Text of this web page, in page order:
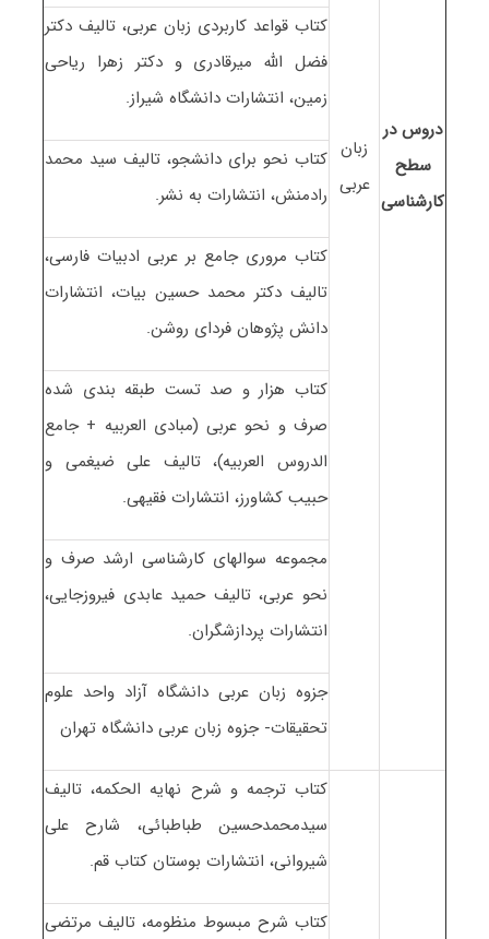
دروس در
سطح
کارشناسی
زبان
عربی
کتاب قواعد کاربردی زبان عربی، تالیف دکتر
فضل الله میرقادری و دکتر زهرا ریاحی
زمین، انتشارات دانشگاه شیراز.
کتاب نحو برای دانشجو، تالیف سید محمد
رادمنش، انتشارات به نشر.
کتاب مروری جامع بر عربی ادبیات فارسی،
تالیف دکتر محمد حسین بیات، انتشارات
دانش پژوهان فردای روشن.
کتاب هزار و صد تست طبقه بندی شده
صرف و نحو عربی (مبادی العربیه + جامع
الدروس العربیه)، تالیف علی ضیغمی و
حبیب کشاورز، انتشارات فقیهی.
مجموعه سوالهای کارشناسی ارشد صرف و
نحو عربی، تالیف حمید عابدی فیروزجایی،
انتشارات پردازشگران.
جزوه زبان عربی دانشگاه آزاد واحد علوم
تحقیقات- جزوه زبان عربی دانشگاه تهران
کتاب ترجمه و شرح نهایه الحکمه، تالیف
سیدمحمدحسین طباطبائی، شارح علی
شیروانی، انتشارات بوستان کتاب قم.
کتاب شرح مبسوط منظومه، تالیف مرتضی